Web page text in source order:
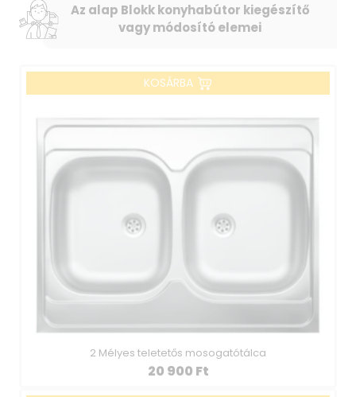
Az alap Blokk konyhabútor kiegészítő
vagy módosító elemei
KOSÁRBA
2 Mélyes teletetős mosogatótálca
20 900 Ft